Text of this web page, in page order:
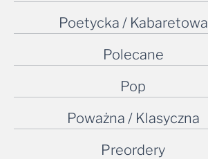
Poetycka / Kabaretowa
Polecane
Pop
Poważna / Klasyczna
Preordery